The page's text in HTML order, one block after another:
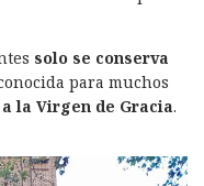
solo se conserva
para muchos
la Virgen de Gracia.